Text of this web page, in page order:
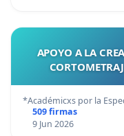
APOYO A LA
*Académicxs por la
509 firmas
9 Jun 2026